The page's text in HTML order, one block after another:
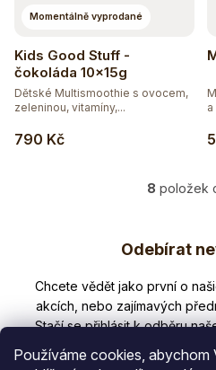
Používáme cookies, abychom
Momentálně vyprodané
Kids Good Stuff -
čokoláda 10x15g
790 Kč
Dětské Multismoothie s ovocem,
zeleninou, vitamíny,...
O
á
d
a
c
p
8 položek
a
Odebírat
Nezmeškejte žádné